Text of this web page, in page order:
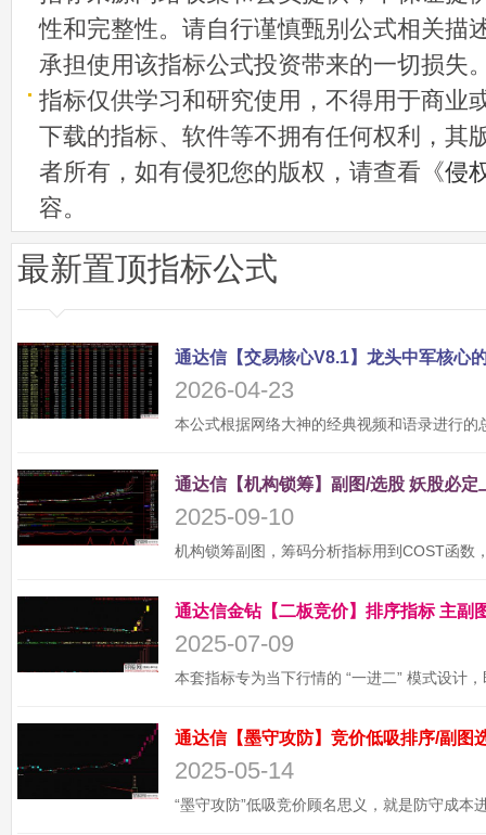
性和完整性。请自行谨慎甄别公式相关描
承担使用该指标公式投资带来的一切损失
指标仅供学习和研究使用，不得用于商业
下载的指标、软件等不拥有任何权利，其
者所有，如有侵犯您的版权，请查看《侵
容。
最新置顶指标公式
2026-04-23
2025-09-10
2025-07-09
2025-05-14